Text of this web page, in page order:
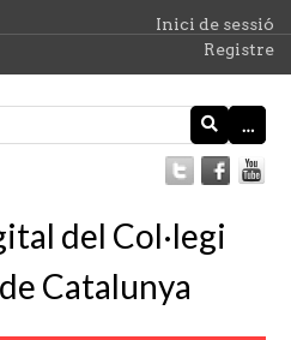
Inici de sessió
Registre
…